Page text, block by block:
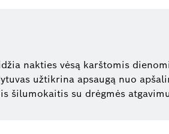
nakties vėsą karštomis
užtikrina apsaugą nuo
šilumokaitis su drėgmės